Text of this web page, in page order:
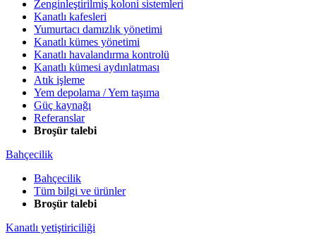
Zenginleştirilmiş koloni sistemleri
Kanatlı kafesleri
Yumurtacı damızlık yönetimi
Kanatlı kümes yönetimi
Kanatlı havalandırma kontrolü
Kanatlı kümesi aydınlatması
Atık işleme
Yem depolama / Yem taşıma
Güç kaynağı
Referanslar
Broşür talebi
Bahçecilik
Bahçecilik
Tüm bilgi ve ürünler
Broşür talebi
Kanatlı yetiştiriciliği